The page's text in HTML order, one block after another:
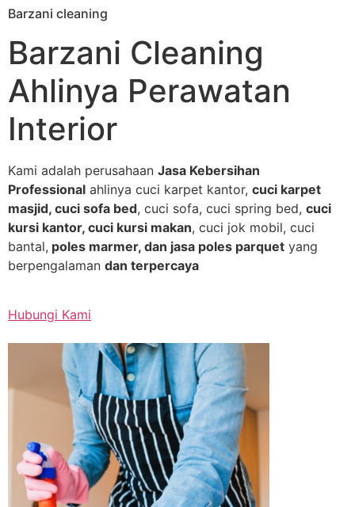
Skip
content
Barzani cleaning
Barzani Cleaning
Ahlinya Perawatan
Interior
Kami adalah perusahaan Jasa Kebersihan
Professional ahlinya cuci karpet kantor, cuci karpet
masjid, cuci sofa bed, cuci sofa, cuci spring bed, cuci
kursi kantor, cuci kursi makan, cuci jok mobil, cuci
bantal, poles marmer, dan jasa poles parquet yang
berpengalaman dan terpercaya
Hubungi Kami